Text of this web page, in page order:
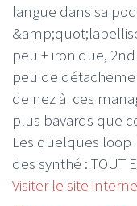
langue dans sa
peu + ironique,
peu de
de nez à ces
plus bavards que
Les quelques loop
des synthé : TOUT
Visiter le site